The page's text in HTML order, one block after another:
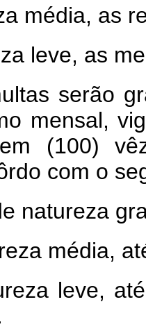
média, as
leve, as
serão
mensal,
(100)
com o
natureza
média,
leve,